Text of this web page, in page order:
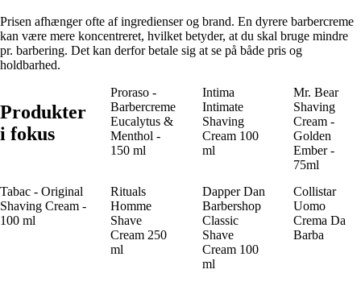
Prisen afhænger ofte af ingredienser og brand. En dyrere barbercreme
kan være mere koncentreret, hvilket betyder, at du skal bruge mindre
pr. barbering. Det kan derfor betale sig at se på både pris og
holdbarhed.
Produkter
i fokus
Proraso -
Barbercreme
Eucalytus &
Menthol -
150 ml
Intima
Intimate
Shaving
Cream 100
ml
Mr. Bear
Shaving
Cream -
Golden
Ember -
75ml
Tabac - Original
Shaving Cream -
100 ml
Rituals
Homme
Shave
Cream 250
ml
Dapper Dan
Barbershop
Classic
Shave
Cream 100
ml
Collistar
Uomo
Crema Da
Barba